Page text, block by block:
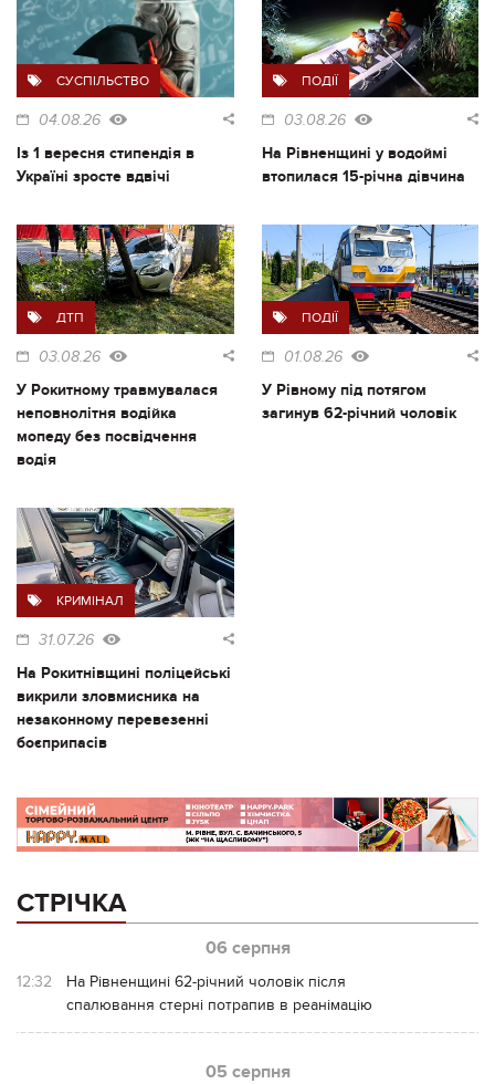
СУСПІЛЬСТВО
04.08.26
Із 1 вересня стипендія в
Україні зросте вдвічі
ПОДІЇ
03.08.26
На Рівненщині у водоймі
втопилася 15-річна дівчина
ДТП
03.08.26
У Рокитному травмувалася
неповнолітня водійка
мопеду без посвідчення
водія
ПОДІЇ
01.08.26
У Рівному під потягом
загинув 62-річний чоловік
КРИМІНАЛ
31.07.26
На Рокитнівщині поліцейські
викрили зловмисника на
незаконному перевезенні
боєприпасів
СТРІЧКА
06 серпня
12:32
На Рівненщині 62-річний чоловік після
спалювання стерні потрапив в реанімацію
05 серпня